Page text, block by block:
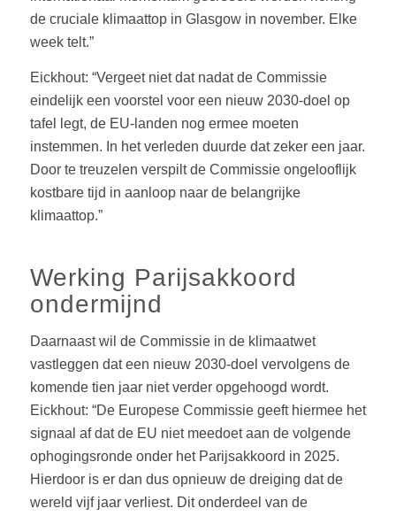
de cruciale klimaattop in Glasgow in november. Elke
week telt.”
Eickhout: “Vergeet niet dat nadat de Commissie
eindelijk een voorstel voor een nieuw 2030-doel op
tafel legt, de EU-landen nog ermee moeten
instemmen. In het verleden duurde dat zeker een jaar.
Door te treuzelen verspilt de Commissie ongelooflijk
kostbare tijd in aanloop naar de belangrijke
klimaattop.”
Werking Parijsakkoord
ondermijnd
Daarnaast wil de Commissie in de klimaatwet
vastleggen dat een nieuw 2030-doel vervolgens de
komende tien jaar niet verder opgehoogd wordt.
Eickhout: “De Europese Commissie geeft hiermee het
signaal af dat de EU niet meedoet aan de volgende
ophogingsronde onder het Parijsakkoord in 2025.
Hierdoor is er dan dus opnieuw de dreiging dat de
wereld vijf jaar verliest. Dit onderdeel van de